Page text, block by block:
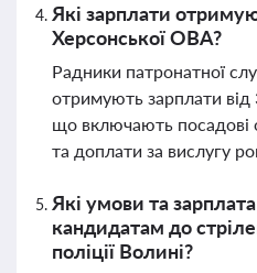
Які зарплати
Херсонської ОВА?
Радники патронатної
отримують зарплати від
що включають посадові
та доплати за вислугу
Які умови та
кандидатам до
поліції Волині?